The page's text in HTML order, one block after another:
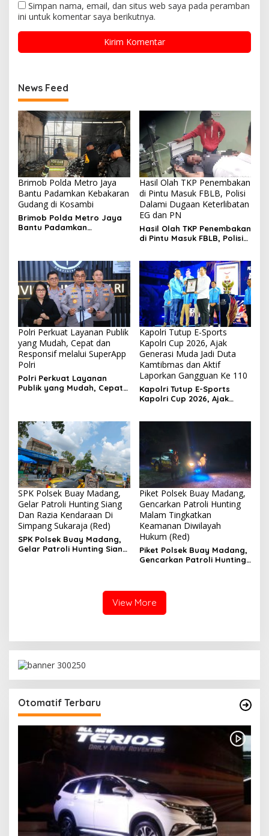
Simpan nama, email, dan situs web saya pada peramban
ini untuk komentar saya berikutnya.
News Feed
Brimob Polda Metro Jaya
Bantu Padamkan Kebakaran
Gudang di Kosambi
Brimob Polda Metro Jaya
Bantu Padamkan
Hasil Olah TKP Penembakan
di Pintu Masuk FBLB, Polisi
Dalami Dugaan Keterlibatan
EG dan PN
Hasil Olah TKP Penembakan
di Pintu Masuk FBLB, Polisi
Polri Perkuat Layanan Publik
yang Mudah, Cepat dan
Responsif melalui SuperApp
Polri
Polri Perkuat Layanan
Publik yang Mudah, Cepat
Kapolri Tutup E-Sports
Kapolri Cup 2026, Ajak
Generasi Muda Jadi Duta
Kamtibmas dan Aktif
Laporkan Gangguan Ke 110
Kapolri Tutup E-Sports
Kapolri Cup 2026, Ajak
SPK Polsek Buay Madang,
Gelar Patroli Hunting Siang
Dan Razia Kendaraan Di
Simpang Sukaraja (Red)
SPK Polsek Buay Madang,
Gelar Patroli Hunting Siang
Piket Polsek Buay Madang,
Gencarkan Patroli Hunting
Malam Tingkatkan
Keamanan Diwilayah
Hukum (Red)
Piket Polsek Buay Madang,
Gencarkan Patroli Hunting
View More
Otomatif Terbaru